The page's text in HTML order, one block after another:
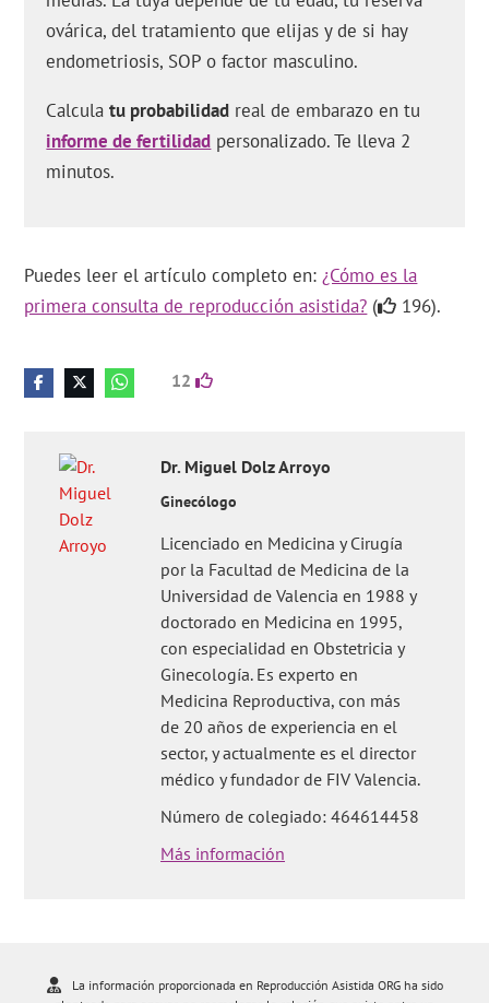
ovárica, del tratamiento que elijas y de si hay
endometriosis, SOP o factor masculino.
Calculatu probabilidad real de embarazo en tu
informe de fertilidad personalizado. Te lleva 2
minutos.
Puedes leer el artículo completo en:¿Cómo es la
primera consulta de reproducción asistida? ( 196).
12
Dr. Miguel Dolz Arroyo
Ginecólogo
Licenciado en Medicina y Cirugía
por la Facultad de Medicina de la
Universidad de Valencia en 1988 y
doctorado en Medicina en 1995,
con especialidad en Obstetricia y
Ginecología. Es experto en
Medicina Reproductiva, con más
de 20 años de experiencia en el
sector, y actualmente es el director
médico y fundador de FIV Valencia.
Número de colegiado: 464614458
Más información
La información proporcionada en Reproducción Asistida ORG ha sido